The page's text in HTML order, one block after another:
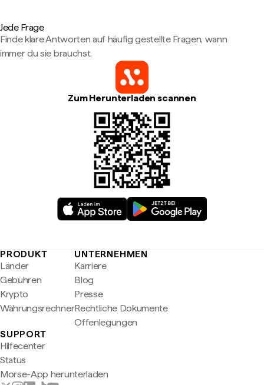
Jede Frage
Finde klare Antworten auf häufig gestellte Fragen, wann
immer du sie brauchst.
Zum Herunterladen scannen
PRODUKT
Länder
Gebühren
Krypto
Währungsrechner
UNTERNEHMEN
Karriere
Blog
Presse
Rechtliche Dokumente
Offenlegungen
SUPPORT
Hilfecenter
Status
Morse-App herunterladen